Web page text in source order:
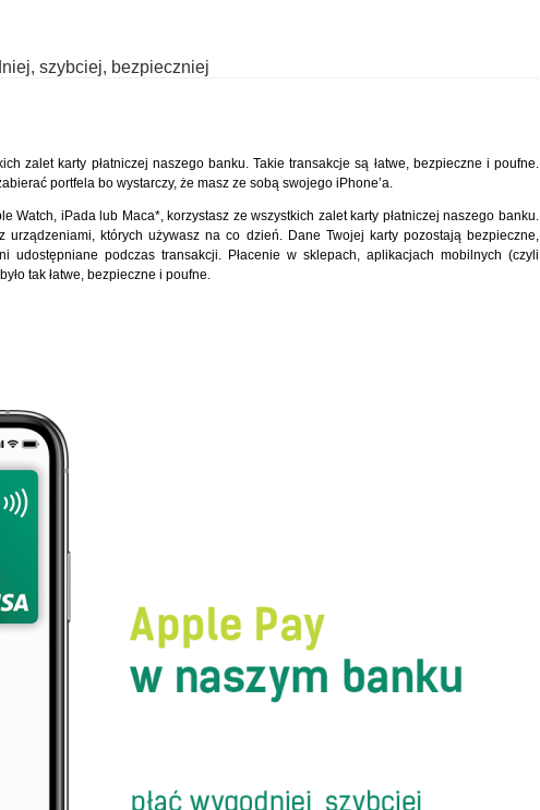
szybciej, bezpieczniej
zalet karty płatniczej naszego banku. Takie transakcje są łatwe, bezpieczne i poufne.
portfela bo wystarczy, że masz ze sobą swojego iPhone’a.
Watch, iPada lub Maca*, korzystasz ze wszystkich zalet karty płatniczej naszego banku.
urządzeniami, których używasz na co dzień. Dane Twojej karty pozostają bezpieczne,
podczas transakcji. Płacenie w sklepach, aplikacjach mobilnych (czyli
tak łatwe, bezpieczne i poufne.